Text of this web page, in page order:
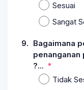
Sesuai
Sangat
9. Bagaimana
penanganan
?...
Tidak